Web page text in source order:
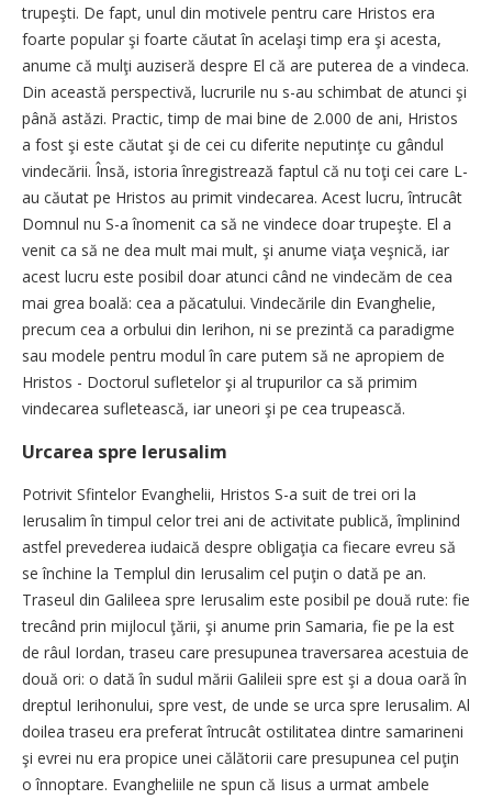
trupeşti. De fapt, unul din motivele pentru care Hristos era
foarte popular şi foarte căutat în acelaşi timp era şi acesta,
anume că mulţi auziseră despre El că are puterea de a vindeca.
Din această perspectivă, lucrurile nu s-au schimbat de atunci şi
până astăzi. Practic, timp de mai bine de 2.000 de ani, Hristos
a fost şi este căutat şi de cei cu diferite neputinţe cu gândul
vindecării. Însă, istoria înregistrează faptul că nu toţi cei care L-
au căutat pe Hristos au primit vindecarea. Acest lucru, întrucât
Domnul nu S-a înomenit ca să ne vindece doar trupeşte. El a
venit ca să ne dea mult mai mult, şi anume viaţa veşnică, iar
acest lucru este posibil doar atunci când ne vindecăm de cea
mai grea boală: cea a păcatului. Vindecările din Evanghelie,
precum cea a orbului din Ierihon, ni se prezintă ca paradigme
sau modele pentru modul în care putem să ne apropiem de
Hristos - Doctorul sufletelor şi al trupurilor ca să primim
vindecarea sufletească, iar uneori şi pe cea trupească.
Urcarea spre Ierusalim
Potrivit Sfintelor Evanghelii, Hristos S-a suit de trei ori la
Ierusalim în timpul celor trei ani de activitate publică, împlinind
astfel prevederea iudaică despre obligaţia ca fiecare evreu să
se închine la Templul din Ierusalim cel puţin o dată pe an.
Traseul din Galileea spre Ierusalim este posibil pe două rute: fie
trecând prin mijlocul ţării, şi anume prin Samaria, fie pe la est
de râul Iordan, traseu care presupunea traversarea acestuia de
două ori: o dată în sudul mării Galileii spre est şi a doua oară în
dreptul Ierihonului, spre vest, de unde se urca spre Ierusalim. Al
doilea traseu era preferat întrucât ostilitatea dintre samarineni
şi evrei nu era propice unei călătorii care presupunea cel puţin
o înnoptare. Evangheliile ne spun că Iisus a urmat ambele